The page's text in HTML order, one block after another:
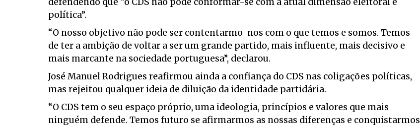
política”.
“O nosso objetivo não pode ser contentarmo-nos com o que temos e somos. Temos
de ter a ambição de voltar a ser um grande partido, mais influente, mais decisivo e
mais marcante na sociedade portuguesa”, declarou.
José Manuel Rodrigues reafirmou ainda a confiança do CDS nas coligações políticas,
mas rejeitou qualquer ideia de diluição da identidade partidária.
“O CDS tem o seu espaço próprio, uma ideologia, princípios e valores que mais
ninguém defende. Temos futuro se afirmarmos as nossas diferenças e conquistarmos